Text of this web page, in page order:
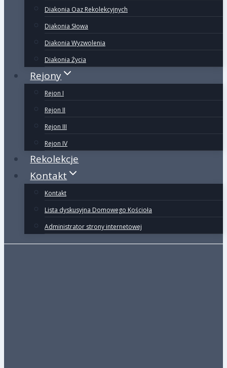
Diakonia Oaz Rekolekcyjnych
Diakonia Słowa
Diakonia Wyzwolenia
Diakonia Życia
Rejony
Rejon I
Rejon II
Rejon III
Rejon IV
Rekolekcje
Kontakt
Kontakt
Lista dyskusyjna Domowego Kościoła
Administrator strony internetowej